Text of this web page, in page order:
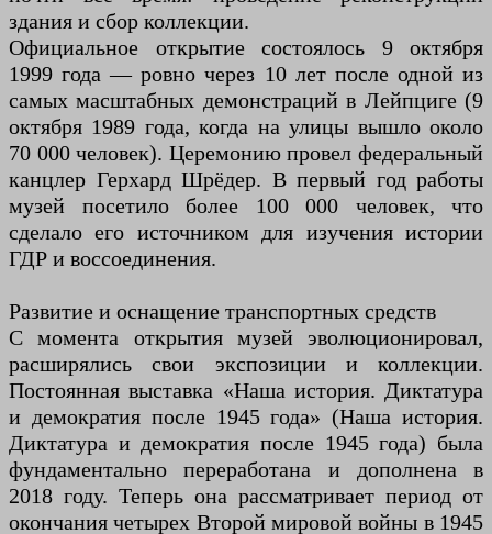
здания и сбор коллекции.
Официальное открытие состоялось 9 октября
1999 года — ровно через 10 лет после одной из
самых масштабных демонстраций в Лейпциге (9
октября 1989 года, когда на улицы вышло около
70 000 человек). Церемонию провел федеральный
канцлер Герхард Шрёдер. В первый год работы
музей посетило более 100 000 человек, что
сделало его источником для изучения истории
ГДР и воссоединения.
Развитие и оснащение транспортных средств
С момента открытия музей эволюционировал,
расширялись свои экспозиции и коллекции.
Постоянная выставка «Наша история. Диктатура
и демократия после 1945 года» (Наша история.
Диктатура и демократия после 1945 года) была
фундаментально переработана и дополнена в
2018 году. Теперь она рассматривает период от
окончания четырех Второй мировой войны в 1945